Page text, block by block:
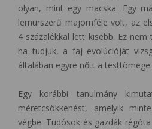
olyan, mint egy macska. Egy
lemurszerű majomféle volt, az
4 százalékkal lett kisebb. Ez
ha tudjuk, a faj evolúcióját
általában egyre nőtt a testtömege.
Egy korábbi tanulmány
méretcsökkenést, amelyik
végbe. Tudósok és gazdák